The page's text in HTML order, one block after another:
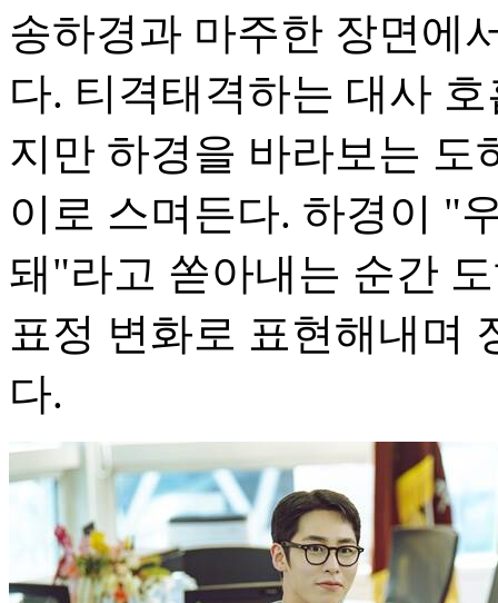
송하경과 마주한 장면에
다. 티격태격하는 대사
지만 하경을 바라보는 도
이로 스며든다. 하경이 "
돼"라고 쏟아내는 순간
표정 변화로 표현해내며
다.